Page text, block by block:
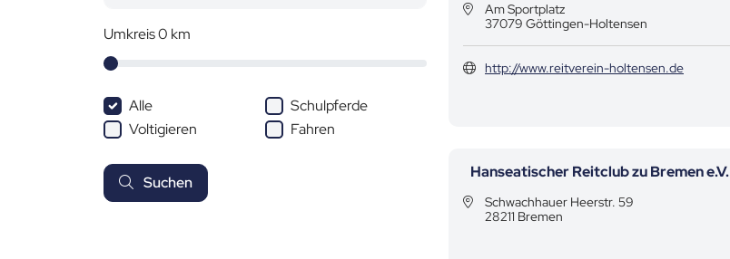
Umkreis0 km
Alle
Schulpferde
Voltigieren
Fahren
Suchen
Am Sportplatz
37079 Göttingen-Holtensen
http://www.reitverein-holtensen.de
Hanseatischer Reitclub zu Bremen e.V.
Schwachhauer Heerstr. 59
28211 Bremen